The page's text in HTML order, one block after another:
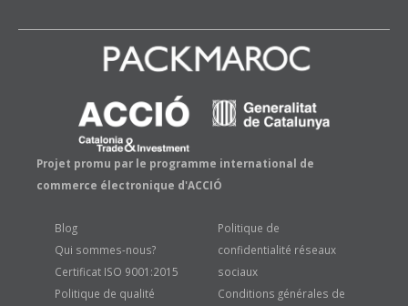
Projet promu par le programme international de
commerce électronique d'ACCIÓ
Blog
Qui sommes-nous?
Certificat ISO 9001:2015
Politique de qualité
Politique de
confidentialité réseaux
sociaux
Conditions générales de